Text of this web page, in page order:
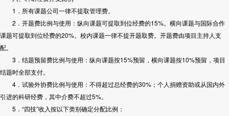
1．所有课题公司一律不提取管理费。
2．开题费比例与使用：纵向课题可提取到位经费的15%。横向课题与国际合作
课题可提取到位经费的20%。校内课题一律不提开题取费。开题费由项目主持人支
配。
3．结题预留费比例与使用：纵向课题按15%预留，横向课题按10%预留，项目
结题时全部支付。
4．试验外协费比例与使用：不得超过总经费的30%；个人捐赠资助或从国内外
引进的科研经费，其中介费不超过5%。
5．“四技”收入按以下类别确定分配比例：